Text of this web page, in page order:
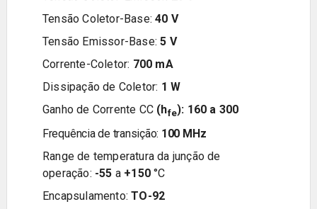
Tensão Coletor-Base:40 V
Tensão Emissor-Base:5 V
Corrente-Coletor: 700 mA
Dissipação de Coletor: 1 W
Ganho de Corrente CC (hfe): 160 a 300
Frequência de transição: 100 MHz
Range de temperatura da junção de
operação: -55 a+150°C
Encapsulamento:TO-92